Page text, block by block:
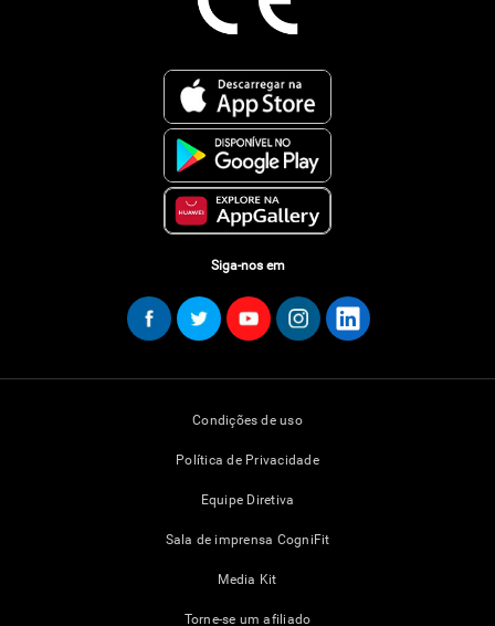
Siga-nos em
Condições de uso
Política de Privacidade
Equipe Diretiva
Sala de imprensa CogniFit
Media Kit
Torne-se um afiliado